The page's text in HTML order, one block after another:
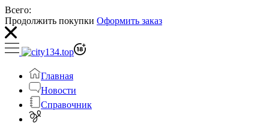
Всего:
Продолжить покупки Оформить заказ
Главная
Новости
Справочник